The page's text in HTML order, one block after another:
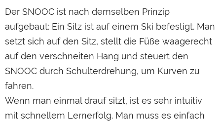
Der SNOOC ist nach demselben Prinzip
aufgebaut: Ein Sitz ist auf einem Ski befestigt. Man
setzt sich auf den Sitz, stellt die Füße waagerecht
auf den verschneiten Hang und steuert den
SNOOC durch Schulterdrehung, um Kurven zu
fahren.
Wenn man einmal drauf sitzt, ist es sehr intuitiv
mit schnellem Lernerfolg. Man muss es einfach